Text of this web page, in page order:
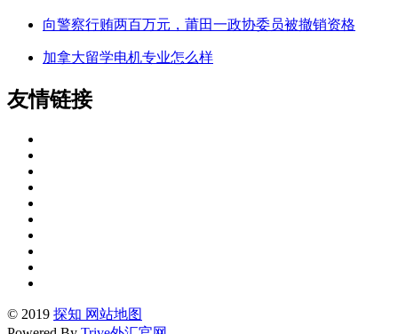
向警察行贿两百万元，莆田一政协委员被撤销资格
加拿大留学电机专业怎么样
友情链接
© 2019 探知 网站地图